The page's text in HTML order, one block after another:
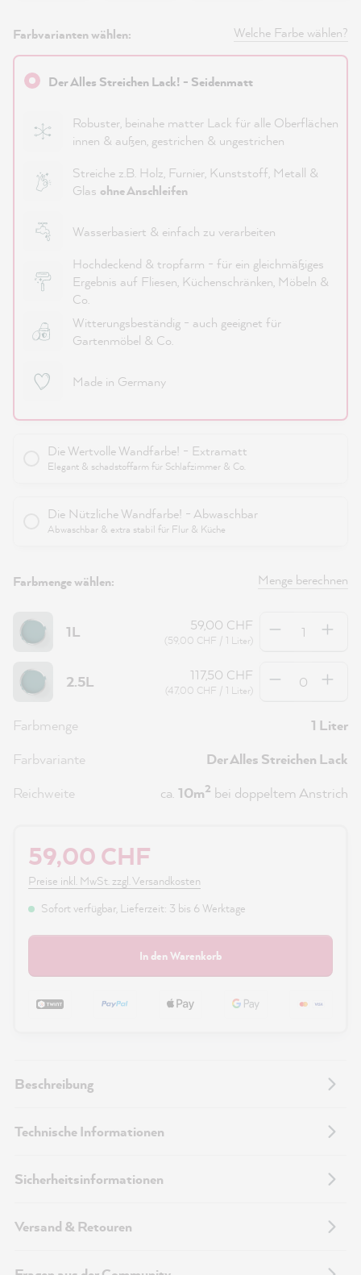
Farbvarianten wählen: Welche Farbe wählen?
Der Alles Streichen Lack! - Seidenmatt
Robuster, beinahe matter Lack für alle Oberflächen
innen & außen, gestrichen & ungestrichen
Streiche z.B. Holz, Furnier, Kunststoff, Metall &
Glas ohne Anschleifen
Wasserbasiert & einfach zu verarbeiten
Hochdeckend & tropfarm - für ein gleichmäßiges
Ergebnis auf Fliesen, Küchenschränken, Möbeln &
Co.
Witterungsbeständig - auch geeignet für
Gartenmöbel & Co.
Made in Germany
Die Wertvolle Wandfarbe! - Extramatt
Elegant & schadstoffarm für Schlafzimmer & Co.
Die Nützliche Wandfarbe! - Abwaschbar
Abwaschbar & extra stabil für Flur & Küche
Farbmenge wählen: Menge berechnen
1L 59,00 CHF
(59,00 CHF / 1 Liter)
2.5L 117,50 CHF
(47,00 CHF / 1 Liter)
Farbmenge
1 Liter
Farbvariante
Der Alles Streichen Lack
Reichweite
ca. 10m2 bei doppeltem Anstrich
59,00 CHF
Preise inkl. MwSt. zzgl. Versandkosten
Sofort verfügbar, Lieferzeit: 3 bis 6 Werktage
In den Warenkorb
Beschreibung
Technische Informationen
Sicherheitsinformationen
Versand & Retouren